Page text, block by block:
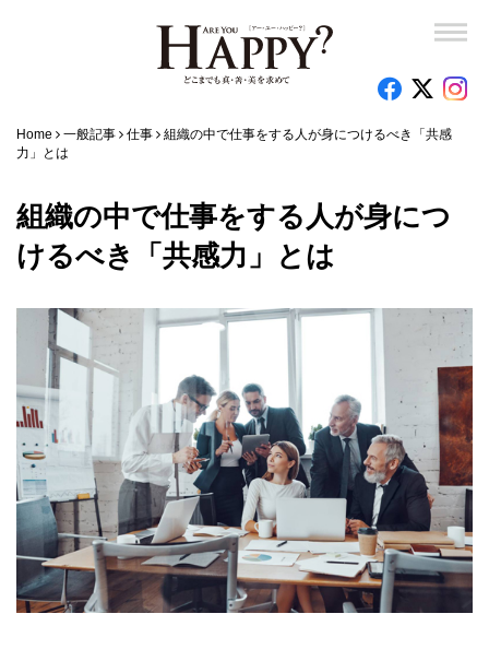
Home 一般記事 仕事
組織の中で仕事をする人が身につけるべき「共感
力」とは
組織の中で仕事をする人が身につ
けるべき「共感力」とは